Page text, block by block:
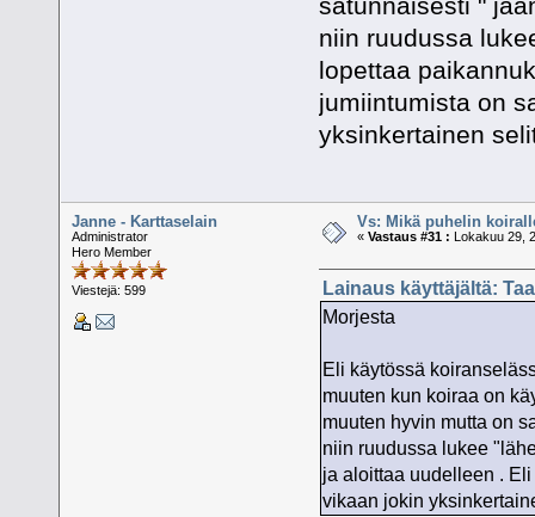
niin ruudussa
lopettaa
jumiintumista on
yksinkertainen
Janne - Karttaselain
Administrator
Hero Member
Viestejä: 599
Vs: Mikä puhelin
«Vastaus #31 : Lokakuu 29,
Lainaus käyttäjältä:
Morjesta
Eli käytössä
muuten kun koiraa on
muuten hyvin mutta on
niin ruudussa lukee
ja aloittaa uudelleen .
vikaan jokin